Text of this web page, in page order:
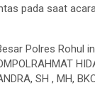
pada saat
Polres Rohul
SH , MH,